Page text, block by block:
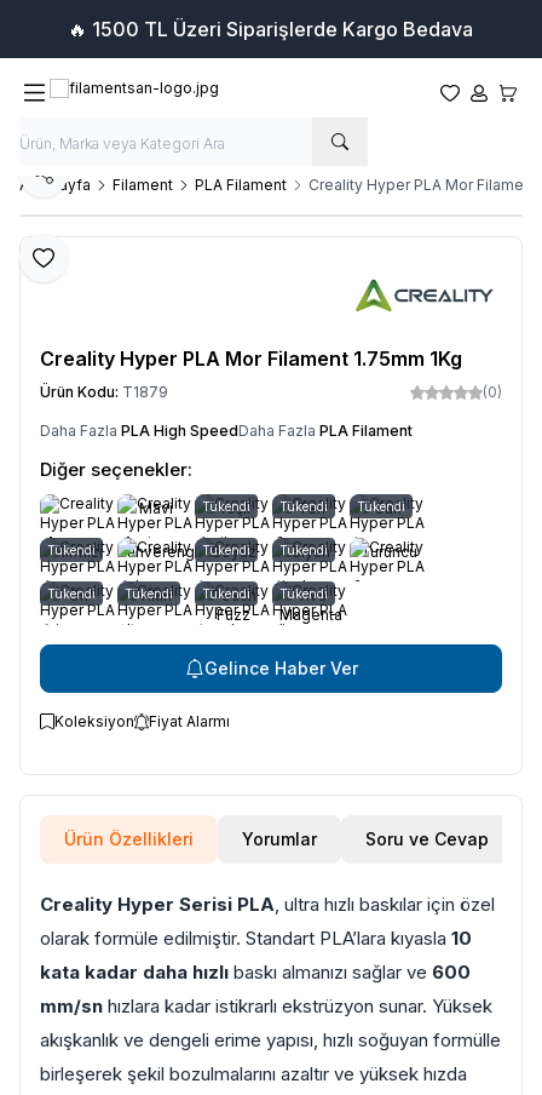
🔥 1500 TL Üzeri Siparişlerde Kargo Bedava
Favorilerim
Hesabım
Ana Sayfa Filament PLA Filament Creality Hyper PLA Mor Filament
Favoriye Ekle
Paylaş
Creality Hyper PLA Mor Filament 1.75mm 1Kg
Ürün Kodu: T1879 (0)
Daha Fazla PLA High SpeedDaha Fazla PLA Filament
Diğer seçenekler:
Mavi Tükendi
Yeşil Tükendi
Ten Tükendi
Sarı
Tükendi
Kırmızı Kahverengi Tükendi
Beyaz Tükendi
Siyah Turuncu
Tükendi
Gri Tükendi
Altın Tükendi
Peach
Fuzz
Tükendi
Viva
Magenta
Gelince Haber Ver
Koleksiyon Fiyat Alarmı
Ürün Özellikleri Yorumlar Soru ve Cevap
Creality Hyper Serisi PLA, ultra hızlı baskılar için özel
olarak formüle edilmiştir. Standart PLA’lara kıyasla 10
kata kadar daha hızlı baskı almanızı sağlar ve 600
mm/sn hızlara kadar istikrarlı ekstrüzyon sunar. Yüksek
akışkanlık ve dengeli erime yapısı, hızlı soğuyan formülle
birleşerek şekil bozulmalarını azaltır ve yüksek hızda